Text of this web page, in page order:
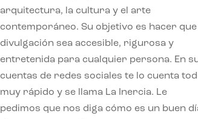
arquitectura, la cultura y el arte
contemporáneo. Su objetivo es hacer que
divulgación sea accesible, rigurosa y
entretenida para cualquier persona. En
cuentas de redes sociales te lo cuenta
muy rápido y se llama La Inercia. Le
pedimos que nos diga cómo es un buen